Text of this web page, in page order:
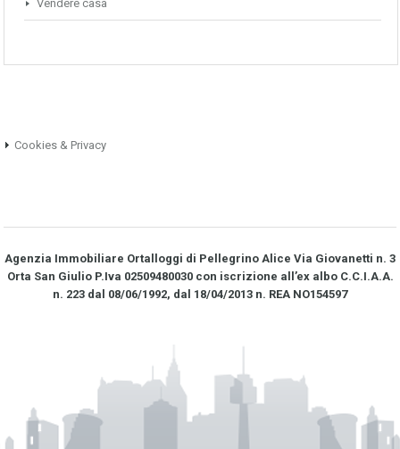
Vendere casa
Cookies & Privacy
Agenzia Immobiliare Ortalloggi di Pellegrino Alice Via Giovanetti n. 3
Orta San Giulio P.Iva 02509480030 con iscrizione all’ex albo C.C.I.A.A.
n. 223 dal 08/06/1992, dal 18/04/2013 n. REA NO­154597